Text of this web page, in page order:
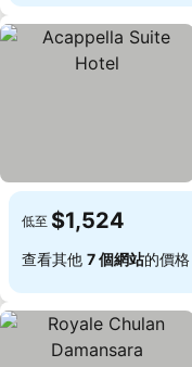
低至 $1,524
查看其他 7 個網站的價格